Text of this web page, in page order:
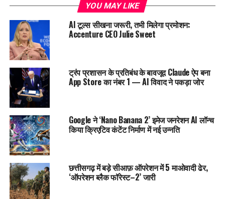
YOU MAY LIKE
AI टूल्स सीखना जरूरी, तभी मिलेगा प्रमोशन:
Accenture CEO Julie Sweet
ट्रंप प्रशासन के प्रतिबंध के बावजूद Claude ऐप बना
App Store का नंबर 1 — AI विवाद ने पकड़ा जोर
Google ने ‘Nano Banana 2’ इमेज जनरेशन AI लॉन्च
किया क्रिएटिव कंटेंट निर्माण में नई उन्नति
छत्तीसगढ़ में बड़े सीआफ़ ऑपरेशन में 5 माओवादी ढेर,
‘ऑपरेशन ब्लैक फॉरेस्ट–2’ जारी